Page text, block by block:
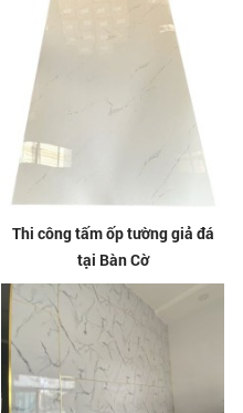
Thi công tấm ốp tường giả đá
tại Bàn Cờ